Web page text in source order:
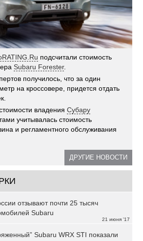
подсчитали стоимость
Subaru Forester.
получилось, что за один
на кроссовере, придется отдать
владенияСубару
учитывалась стоимость
и регламентного обслуживания
ДРУГИЕ НОВОСТИ
21 июня '17
отзывают почти 25 тысяч
Subaru
Subaru WRX STI показали